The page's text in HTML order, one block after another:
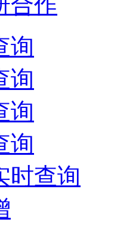
询
询
询
询
时查询